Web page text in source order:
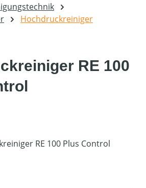
Hochdruckreiniger
RE 100